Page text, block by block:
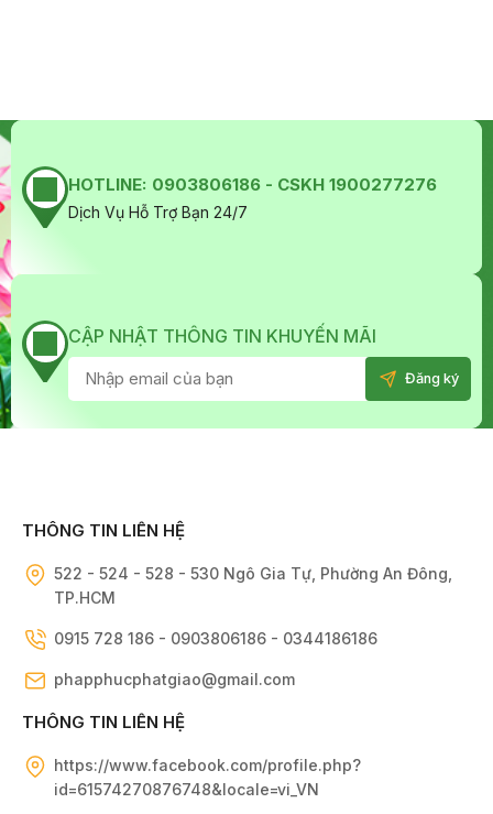
HOTLINE: 0903806186 - CSKH 1900277276
Dịch Vụ Hỗ Trợ Bạn 24/7
CẬP NHẬT THÔNG TIN KHUYẾN MÃI
THÔNG TIN LIÊN HỆ
522 - 524 - 528 - 530 Ngô Gia Tự, Phường An Đông,
TP.HCM
0915 728 186 - 0903806186 - 0344186186
phapphucphatgiao@gmail.com
THÔNG TIN LIÊN HỆ
https://www.facebook.com/profile.php?
id=61574270876748&locale=vi_VN